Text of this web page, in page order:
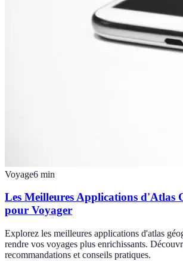
Voyage6 min
Les Meilleures Applications d'Atlas
pour Voyager
Explorez les meilleures applications d'atlas
rendre vos voyages plus enrichissants.
recommandations et conseils pratiques.